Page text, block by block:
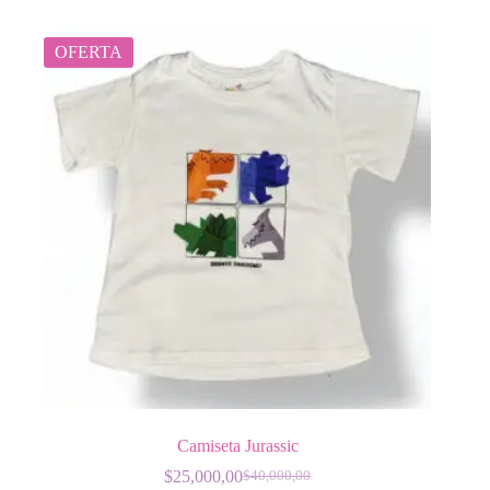
OFERTA
Camiseta Jurassic
$40,000,00
El
$25,000,00El